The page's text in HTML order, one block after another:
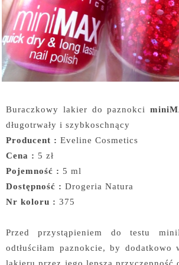
Buraczkowy lakier do paznokci
długotrwały i szybkoschnący
Producent : Eveline Cosmetics
Cena : 5 zł
Pojemność : 5 ml
Dostępność : Drogeria Natura
Nr koloru : 375
Przed przystąpieniem do testu
odtłuściłam paznokcie, by dodatkowo
lakieru przez jego lepszą przyczepność